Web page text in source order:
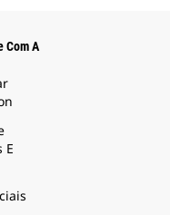
Com A
E